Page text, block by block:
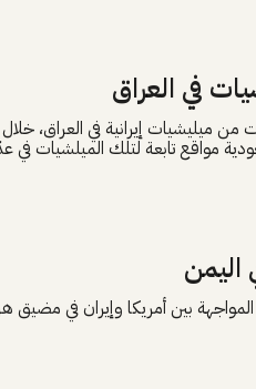
في العراق
من ميليشيات إيرانية في العراق،
مواقع تابعة لتلك الميلشيات في
اليمن
بين أمريكا وإيران في مضيق